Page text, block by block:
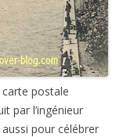
postale
par l’ingénieur
pour célébrer